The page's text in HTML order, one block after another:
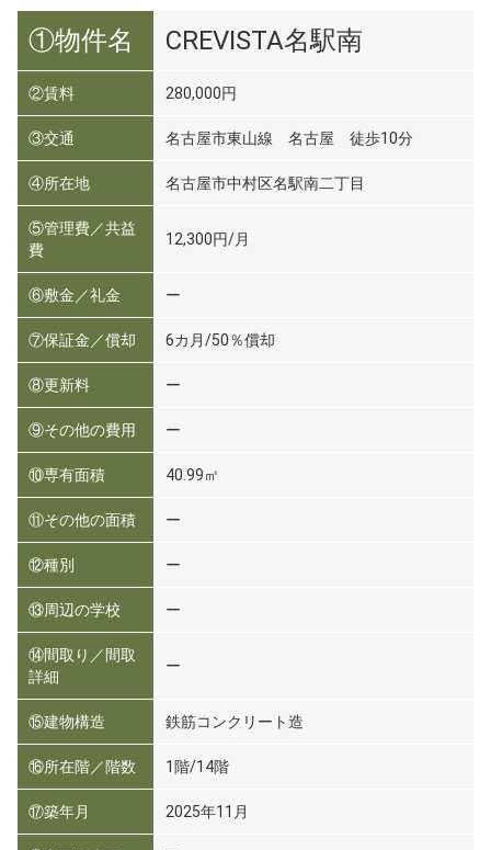
①物件名 CREVISTA名駅南
②賃料 280,000円
③交通 名古屋市東山線 名古屋 徒歩10分
④所在地 名古屋市中村区名駅南二丁目
⑤管理費／共益
費
12,300円/月
⑥敷金／礼金 ー
⑦保証金／償却 6カ月/50％償却
⑧更新料 ー
⑨その他の費用 ー
⑩専有面積 40.99㎡
⑪その他の面積 ー
⑫種別 ー
⑬周辺の学校 ー
⑭間取り／間取
詳細
ー
⑮建物構造 鉄筋コンクリート造
⑯所在階／階数 1階/14階
⑰築年月 2025年11月